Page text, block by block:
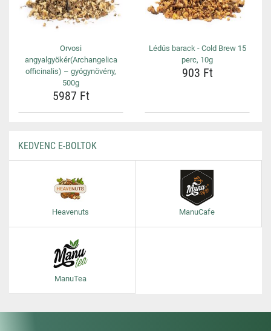
Orvosi
angyalgyökér(Archangelica
officinalis) – gyógynövény,
500g
5987 Ft
Lédús barack - Cold Brew 15
perc, 10g
903 Ft
KEDVENC E-BOLTOK
Heavenuts ManuCafe
ManuTea